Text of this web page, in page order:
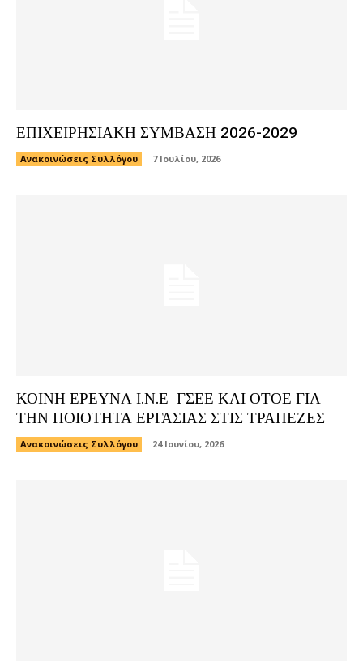
ΕΠΙΧΕΙΡΗΣΙΑΚΗ ΣΥΜΒΑΣΗ 2026-2029
Ανακοινώσεις Συλλόγου 7 Ιουλίου, 2026
ΚΟΙΝΗ ΕΡΕΥΝΑ Ι.Ν.Ε ΓΣΕΕ ΚΑΙ ΟΤΟΕ ΓΙΑ
ΤΗΝ ΠΟΙΟΤΗΤΑ ΕΡΓΑΣΙΑΣ ΣΤΙΣ ΤΡΑΠΕΖΕΣ
Ανακοινώσεις Συλλόγου 24 Ιουνίου, 2026